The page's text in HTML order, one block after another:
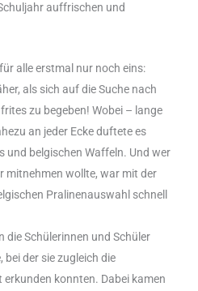
auffrischen und
alle erstmal nur noch eins:
als sich auf die Suche nach
zu begeben! Wobei – lange
an jeder Ecke duftete es
und belgischen Waffeln. Und wer
mitnehmen wollte, war mit der
Pralinenauswahl schnell
die Schülerinnen und Schüler
der sie zugleich die
konnten. Dabei kamen